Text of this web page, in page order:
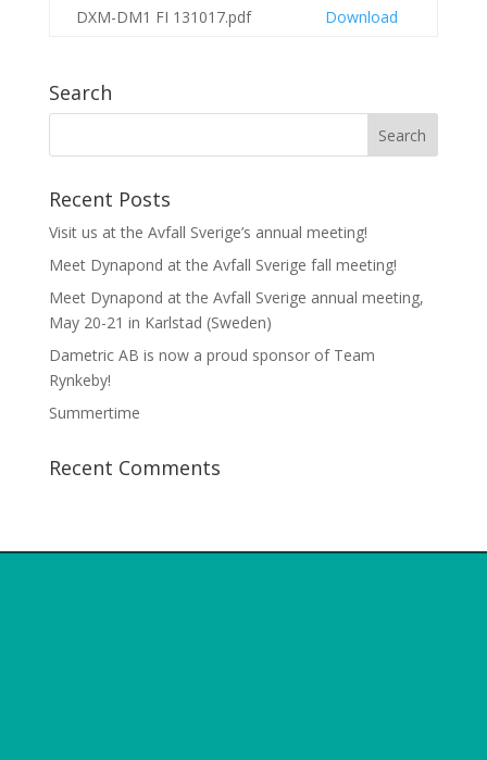
DXM-DM1 FI 131017.pdf Download
Search
Recent Posts
Visit us at the Avfall Sverige’s annual meeting!
Meet Dynapond at the Avfall Sverige fall meeting!
Meet Dynapond at the Avfall Sverige annual meeting,
May 20-21 in Karlstad (Sweden)
Dametric AB is now a proud sponsor of Team
Rynkeby!
Summertime
Recent Comments